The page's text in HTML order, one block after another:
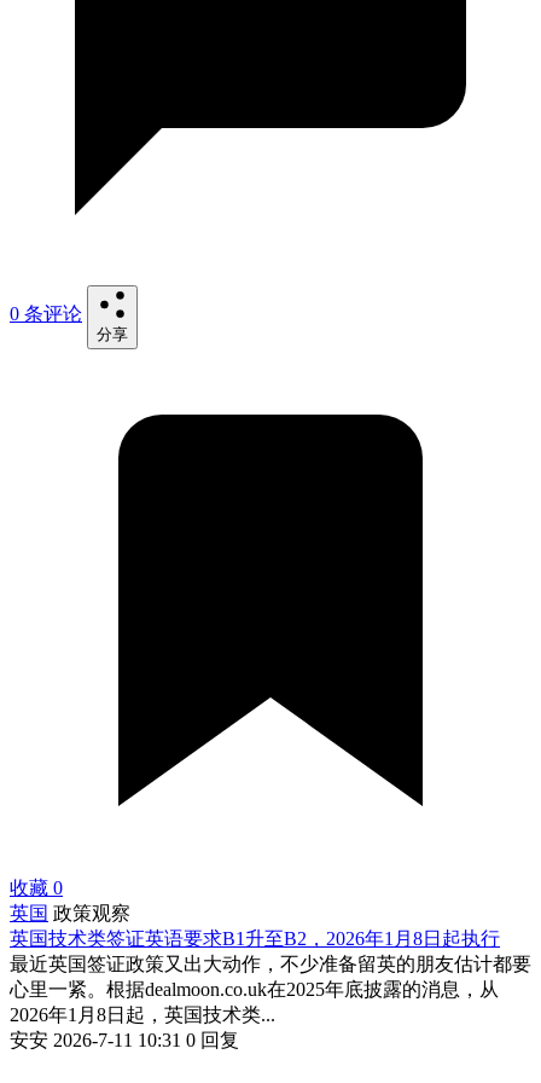
0 条评论
分享
收藏 0
英国 政策观察
英国技术类签证英语要求B1升至B2，2026年1月8日起执行
最近英国签证政策又出大动作，不少准备留英的朋友估计都要
心里一紧。根据dealmoon.co.uk在2025年底披露的消息，从
2026年1月8日起，英国技术类...
安安 2026-7-11 10:31 0 回复